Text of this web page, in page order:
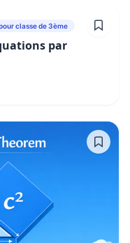
classe de 3ème
par